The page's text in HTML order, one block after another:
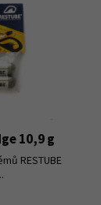
10,9 g
RESTUBE